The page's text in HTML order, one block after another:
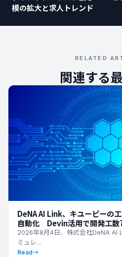
模の拡大と求人トレンド
RELATED
関連する
DeNA AI Link、キユーピーの
自動化 Devin活用で開発工数
2026年8月4日、株式会社DeNA AI
ミュレ...
Read→